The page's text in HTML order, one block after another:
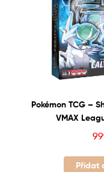
Pokémon TCG –
VMAX
Přidat